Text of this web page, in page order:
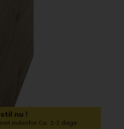
nu !
indenfor Ca. 1-3 dage